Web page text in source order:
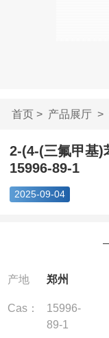
首页> 产品展厅>
基)苯基)丙基-2-...
2-(4-(三氟甲基)
15996-89-1
2025-09-04
产地 郑州
Cas：
15996-
89-1